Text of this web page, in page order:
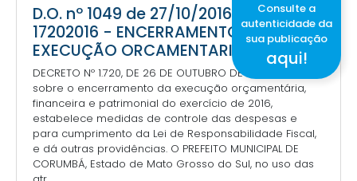
D.O. nº 1049 de 27/10/2016 - DECRETO
17202016 - ENCERRAMENTO
EXECUÇÃO ORCAMENTARIA
DECRETO Nº 1.720, DE 26 DE OUTUBRO DE 2016 Dispõe
sobre o encerramento da execução orçamentária,
financeira e patrimonial do exercício de 2016,
estabelece medidas de controle das despesas e
para cumprimento da Lei de Responsabilidade Fiscal,
e dá outras providências. O PREFEITO MUNICIPAL DE
CORUMBÁ, Estado de Mato Grosso do Sul, no uso das
Consulte a
autenticidade da
sua publicação
aqui!